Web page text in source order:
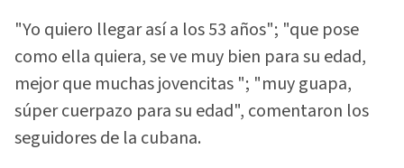
"Yo quiero llegar así a los 53 años"; "que pose
como ella quiera, se ve muy bien para su edad,
mejor que muchas jovencitas "; "muy guapa,
súper cuerpazo para su edad", comentaron los
seguidores de la cubana.